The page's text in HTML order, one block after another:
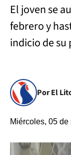
El joven se
febrero y
indicio de su
Por El
Miércoles, 05